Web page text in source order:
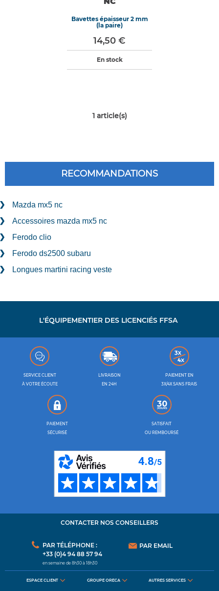
Bavettes épaisseur 2 mm
(la paire)
14,50 €
En stock
1article(s)
RECOMMANDATIONS
Mazda mx5 nc
Accessoires mazda mx5 nc
Ferodo clio
Ferodo ds2500 subaru
Longues martini racing veste
L'ÉQUIPEMENTIER DES LICENCIÉS FFSA
SERVICE CLIENT
À VOTRE ÉCOUTE
LIVRAISON
EN 24H
PAIEMENT EN
3X/4X SANS FRAIS
PAIEMENT
SÉCURISÉ
SATISFAIT
OU REMBOURSÉ
CONTACTER NOS CONSEILLERS
PAR TÉLÉPHONE :
+33 (0)4 94 88 57 94
en semaine de 8h30 à 18h30
PAR EMAIL
ESPACE CLIENT GROUPE ORECA AUTRES SERVICES